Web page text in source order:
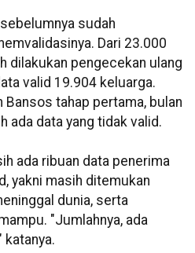
sudah
Dari 23.000
dilakukan pengecekan ulang
valid 19.904 keluarga.
Bansos tahap pertama, bulan
ada data yang tidak valid.
ada ribuan data penerima
yakni masih ditemukan
dunia, serta
"Jumlahnya, ada
katanya.